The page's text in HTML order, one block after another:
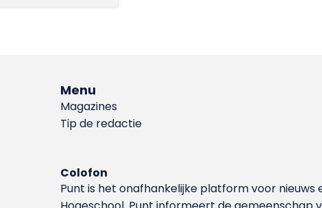
Menu
Magazines
Tip de redactie
Colofon
Punt is het onafhankelijke platform voor